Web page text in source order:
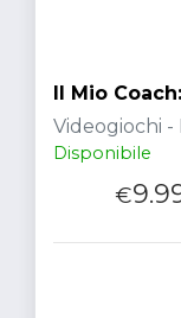
Il Mio
Videogiochi
Disponibile
€